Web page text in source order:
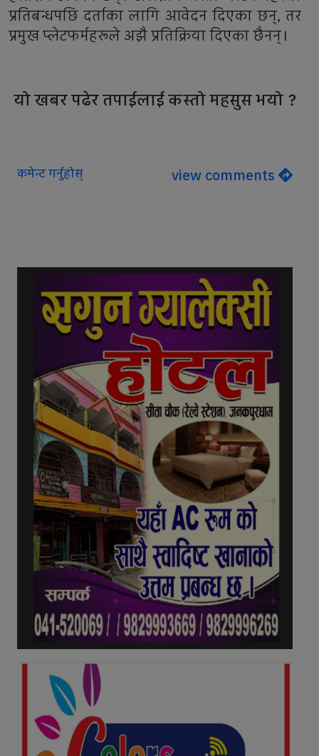
प्रतिबन्धपछि दर्ताका लागि आवेदन दिएका छन्, तर
प्रमुख प्लेटफर्महरूले अझै प्रतिक्रिया दिएका छैनन्।
यो खबर पढेर तपाईलाई कस्तो महसुस भयो ?
कमेन्ट गर्नुहोस् view comments